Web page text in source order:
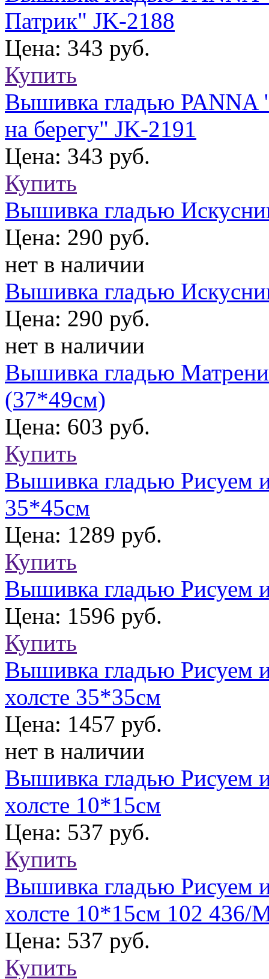
Патрик" JK-2188
Цена: 343 руб.
Купить
Вышивка гладью
на берегу" JK-2191
Цена: 343 руб.
Купить
Вышивка гладью
Цена: 290 руб.
нет в наличии
Вышивка гладью
Цена: 290 руб.
нет в наличии
Вышивка гладью
(37*49см)
Цена: 603 руб.
Купить
Вышивка гладью Рисуем
35*45см
Цена: 1289 руб.
Купить
Вышивка гладью Рисуем
Цена: 1596 руб.
Купить
Вышивка гладью Рисуем
холсте 35*35см
Цена: 1457 руб.
нет в наличии
Вышивка гладью Рисуем
холсте 10*15см
Цена: 537 руб.
Купить
Вышивка гладью Рисуем
холсте 10*15см 102 436/
Цена: 537 руб.
Купить